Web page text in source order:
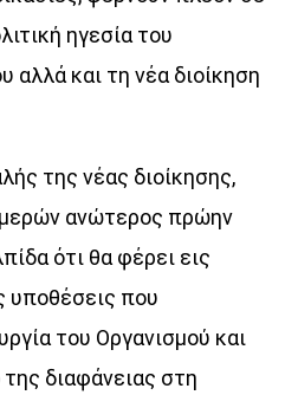
ηγεσία του
αλλά και τη νέα διοίκηση
της νέας διοίκησης,
ανώτερος πρώην
ότι θα φέρει εις
υποθέσεις που
του Οργανισµού και
διαφάνειας στη